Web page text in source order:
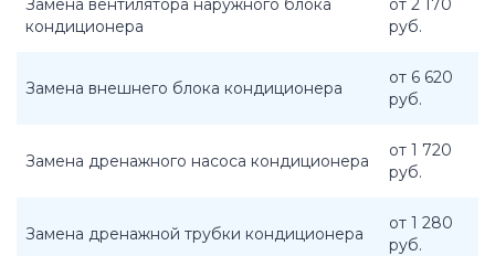
Замена вентилятора наружного блока
кондиционера
от 2 170
руб.
Замена внешнего блока кондиционера
от 6 620
руб.
Замена дренажного насоса кондиционера
от 1 720
руб.
Замена дренажной трубки кондиционера
от 1 280
руб.